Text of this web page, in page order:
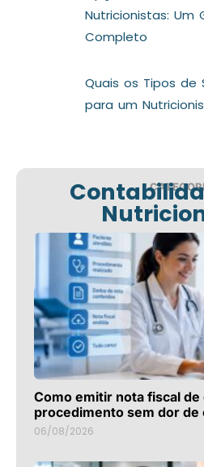
Nutricionistas: Um
Completo
Quais os Tipos de
para um
Como emitir nota fiscal de
procedimento sem dor de
06/08/2026